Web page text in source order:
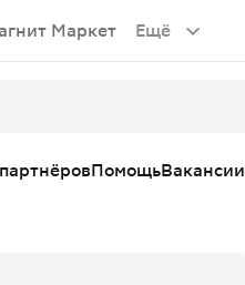
Маркет Ещё
ПомощьВакансии